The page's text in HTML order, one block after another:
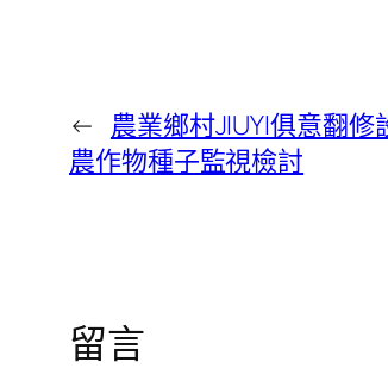
← 農業鄉村JIUYI俱意翻
農作物種子監視檢討
留言